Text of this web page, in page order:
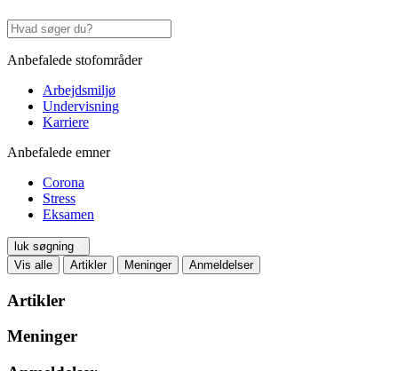
Anbefalede stofområder
Arbejdsmiljø
Undervisning
Karriere
Anbefalede emner
Corona
Stress
Eksamen
luk søgning
Vis alle
Artikler Meninger Anmeldelser
Artikler
Meninger